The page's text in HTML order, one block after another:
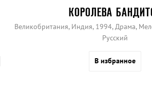
КОРОЛЕВА
Великобритания, Индия, 1994, Драма,
Русский
В избранное